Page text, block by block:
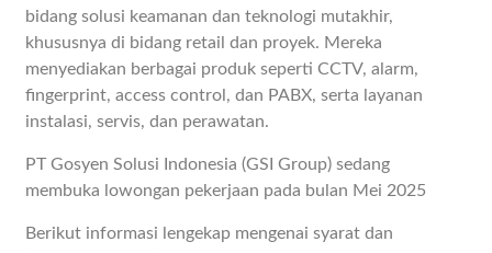
bidang solusi keamanan dan teknologi mutakhir,
khususnya di bidang retail dan proyek. Mereka
menyediakan berbagai produk seperti CCTV, alarm,
fingerprint, access control, dan PABX, serta layanan
instalasi, servis, dan perawatan.
PT Gosyen Solusi Indonesia (GSI Group) sedang
membuka lowongan pekerjaan pada bulan Mei 2025
Berikut informasi lengekap mengenai syarat dan